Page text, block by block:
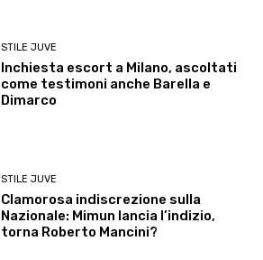
STILE JUVE
Inchiesta escort a Milano, ascoltati
come testimoni anche Barella e
Dimarco
STILE JUVE
Clamorosa indiscrezione sulla
Nazionale: Mimun lancia l’indizio,
torna Roberto Mancini?